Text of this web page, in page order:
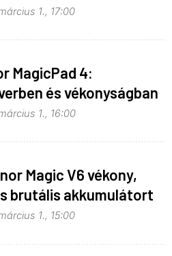
1., 17:00
MagicPad 4:
és vékonyságban
1., 16:00
Magic V6 vékony,
brutális akkumulátort
1., 15:00